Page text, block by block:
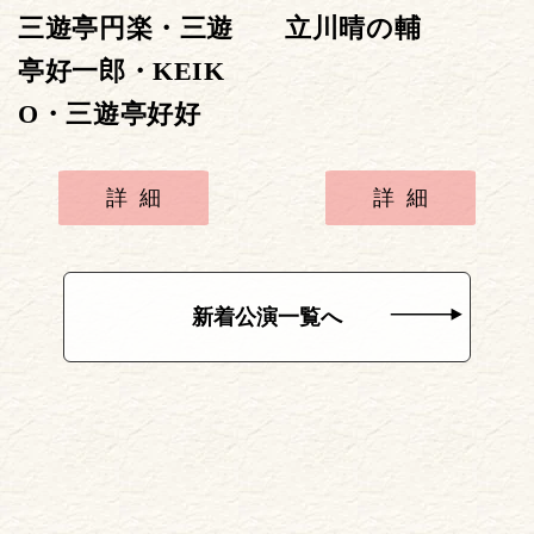
三遊亭円楽・三遊
亭好一郎・KEIK
O・三遊亭好好
詳細
立川晴の輔
詳細
新着公演一覧へ